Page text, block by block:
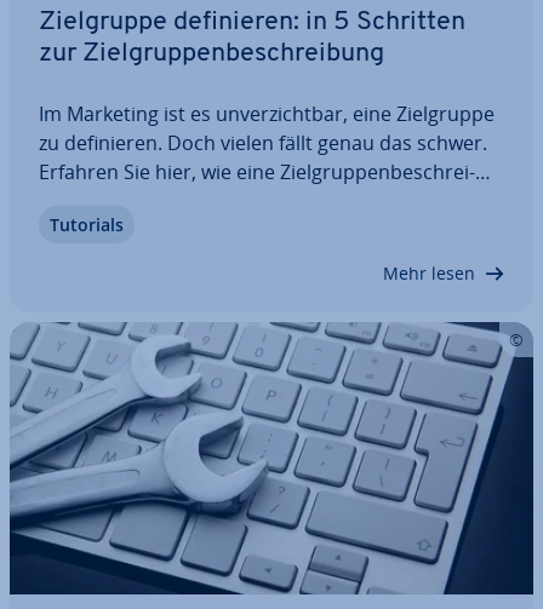
Ziel­grup­pe de­fi­nie­ren: in 5 Schritten
zur Ziel­grup­pen­be­schrei­bung
Im Marketing ist es un­ver­zicht­bar, eine Ziel­grup­pe
zu de­fi­nie­ren. Doch vielen fällt genau das schwer.
Erfahren Sie hier, wie eine Ziel­grup­pen­be­schrei­
Zielmarkt wichtig sind und wie Sie an die not­wen­di­
Tutorials
Mehr lesen